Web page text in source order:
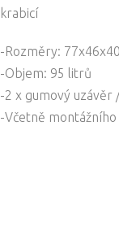
krabicí
-Rozměry:
-Objem: 95 litrů
-2 x gumový uzávěr
-Včetně